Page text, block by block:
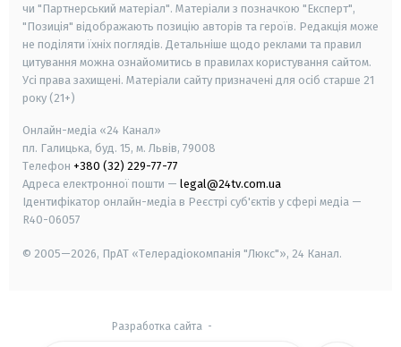
чи "Партнерський матеріал". Матеріали з позначкою "Експерт",
"Позиція" відображають позицію авторів та героїв. Редакція може
не поділяти їхніх поглядів. Детальніше щодо реклами та правил
цитування можна ознайомитись в правилах користування сайтом.
Усі права захищені. Матеріали сайту призначені для осіб старше 21
року (21+)
Онлайн-медіа «24 Канал»
пл. Галицька, буд. 15, м. Львів, 79008
Телефон +380 (32) 229-77-77
Адреса електронної пошти — legal@24tv.com.ua
Ідентифікатор онлайн-медіа в Реєстрі суб'єктів у сфері медіа —
R40-06057
© 2005—2026, ПрАТ «Телерадіокомпанія "Люкс"», 24 Канал.
Разработка сайта -